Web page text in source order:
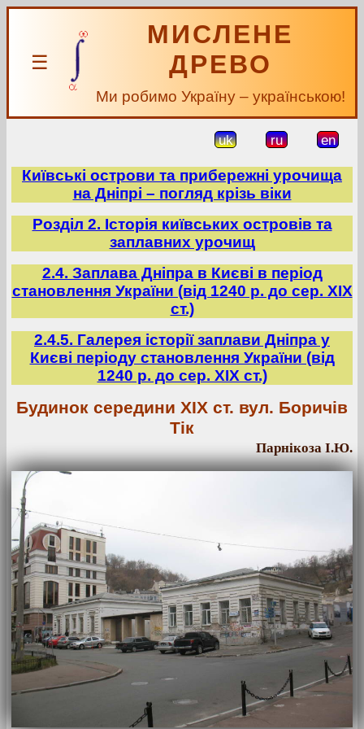
☰
МИСЛЕНЕ
ДРЕВО
Ми робимо Україну – українською!
uk ru en
Київські острови та прибережні урочища
на Дніпрі – погляд крізь віки
Розділ 2. Історія київських островів та
заплавних урочищ
2.4. Заплава Дніпра в Києві в період
становлення України (від 1240 р. до сер. ХІХ
ст.)
2.4.5. Галерея історії заплави Дніпра у
Києві періоду становлення України (від
1240 р. до сер. ХІХ ст.)
Будинок середини ХІХ ст. вул. Боричів
Тік
Парнікоза І.Ю.